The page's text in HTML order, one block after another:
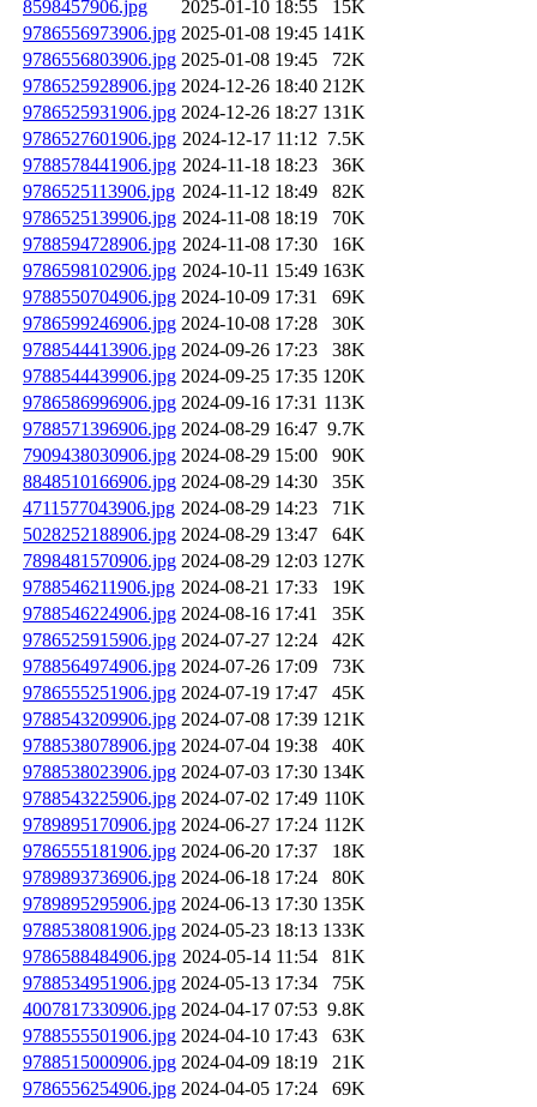
8598457906.jpg
2025-01-10 18:55
15K
9786556973906.jpg 2025-01-08 19:45 141K
9786556803906.jpg 2025-01-08 19:45
72K
9786525928906.jpg 2024-12-26 18:40 212K
9786525931906.jpg 2024-12-26 18:27 131K
9786527601906.jpg 2024-12-17 11:12 7.5K
9788578441906.jpg 2024-11-18 18:23
36K
9786525113906.jpg 2024-11-12 18:49
82K
9786525139906.jpg 2024-11-08 18:19
70K
9788594728906.jpg 2024-11-08 17:30
16K
9786598102906.jpg 2024-10-11 15:49 163K
9788550704906.jpg 2024-10-09 17:31
69K
9786599246906.jpg 2024-10-08 17:28
30K
9788544413906.jpg 2024-09-26 17:23
38K
9788544439906.jpg 2024-09-25 17:35 120K
9786586996906.jpg 2024-09-16 17:31 113K
9788571396906.jpg 2024-08-29 16:47 9.7K
7909438030906.jpg 2024-08-29 15:00
90K
8848510166906.jpg 2024-08-29 14:30
35K
4711577043906.jpg 2024-08-29 14:23
71K
5028252188906.jpg 2024-08-29 13:47
64K
7898481570906.jpg 2024-08-29 12:03 127K
9788546211906.jpg 2024-08-21 17:33
19K
9788546224906.jpg 2024-08-16 17:41
35K
9786525915906.jpg 2024-07-27 12:24
42K
9788564974906.jpg 2024-07-26 17:09
73K
9786555251906.jpg 2024-07-19 17:47
45K
9788543209906.jpg 2024-07-08 17:39 121K
9788538078906.jpg 2024-07-04 19:38
40K
9788538023906.jpg 2024-07-03 17:30 134K
9788543225906.jpg 2024-07-02 17:49 110K
9789895170906.jpg 2024-06-27 17:24 112K
9786555181906.jpg 2024-06-20 17:37
18K
9789893736906.jpg 2024-06-18 17:24
80K
9789895295906.jpg 2024-06-13 17:30 135K
9788538081906.jpg 2024-05-23 18:13 133K
9786588484906.jpg 2024-05-14 11:54
81K
9788534951906.jpg 2024-05-13 17:34
75K
4007817330906.jpg 2024-04-17 07:53 9.8K
9788555501906.jpg 2024-04-10 17:43
63K
9788515000906.jpg 2024-04-09 18:19
21K
9786556254906.jpg 2024-04-05 17:24
69K